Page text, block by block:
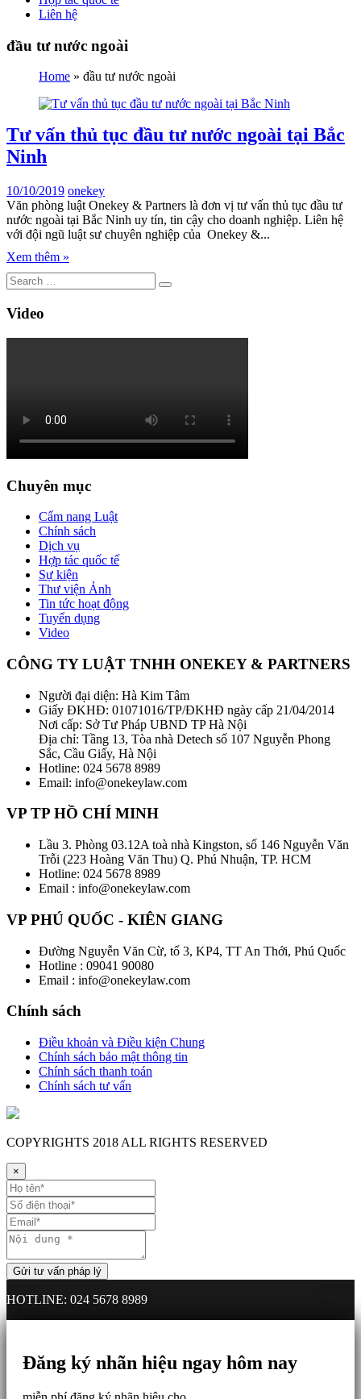
Liên hệ
đầu tư nước ngoài
Home » đầu tư nước ngoài
Tư vấn thủ tục đầu tư nước ngoài tại Bắc
Ninh
10/10/2019 onekey
Văn phòng luật Onekey & Partners là đơn vị tư vấn thủ tục đầu tư
nước ngoài tại Bắc Ninh uy tín, tin cậy cho doanh nghiệp. Liên hệ
với đội ngũ luật sư chuyên nghiệp của Onekey &...
Xem thêm »
Video
Chuyên mục
Cẩm nang Luật
Chính sách
Dịch vụ
Hợp tác quốc tế
Sự kiện
Thư viện Ảnh
Tin tức hoạt động
Tuyển dụng
Video
CÔNG TY LUẬT TNHH ONEKEY & PARTNERS
Người đại diện: Hà Kim Tâm
Giấy ĐKHĐ: 01071016/TP/ĐKHĐ ngày cấp 21/04/2014
Nơi cấp: Sở Tư Pháp UBND TP Hà Nội
Địa chỉ: Tầng 13, Tòa nhà Detech số 107 Nguyễn Phong
Sắc, Cầu Giấy, Hà Nội
Hotline: 024 5678 8989
Email: info@onekeylaw.com
VP TP HỒ CHÍ MINH
Lầu 3. Phòng 03.12A toà nhà Kingston, số 146 Nguyễn Văn
Trỗi (223 Hoàng Văn Thu) Q. Phú Nhuận, TP. HCM
Hotline: 024 5678 8989
Email : info@onekeylaw.com
VP PHÚ QUỐC - KIÊN GIANG
Đường Nguyễn Văn Cừ, tổ 3, KP4, TT An Thới, Phú Quốc
Hotline : 09041 90080
Email : info@onekeylaw.com
Chính sách
Điều khoản và Điều kiện Chung
Chính sách bảo mật thông tin
Chính sách thanh toán
Chính sách tư vấn
COPYRIGHTS 2018 ALL RIGHTS RESERVED
×
HOTLINE: 024 5678 8989
Đăng ký nhãn hiệu ngay hôm nay